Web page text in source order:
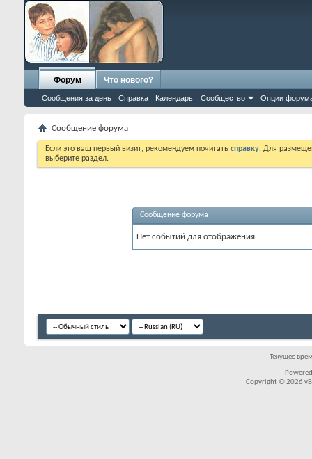
Форум
Сообщения за день Справка Календарь Сообщество Опции
Что нового?
Сообщение форума
Если это ваш первый визит, рекомендуем почитать справку. Для
выберите раздел.
Сообщение форума
Нет событий для отображения.
Текущее
Copyright © 2026